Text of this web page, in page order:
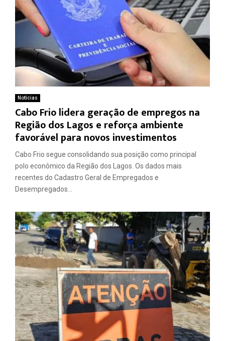
Notícias
Cabo Frio lidera geração de empregos na
Região dos Lagos e reforça ambiente
favorável para novos investimentos
Cabo Frio segue consolidando sua posição como principal
polo econômico da Região dos Lagos. Os dados mais
recentes do Cadastro Geral de Empregados e
Desempregados...